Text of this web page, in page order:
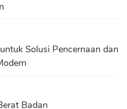
Solusi Pencernaan dan
Badan